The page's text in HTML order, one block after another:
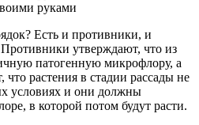
Есть и противники, и
утверждают, что из
патогенную микрофлору, а
растения в стадии рассады не
условиях и они должны
в которой потом будут расти.